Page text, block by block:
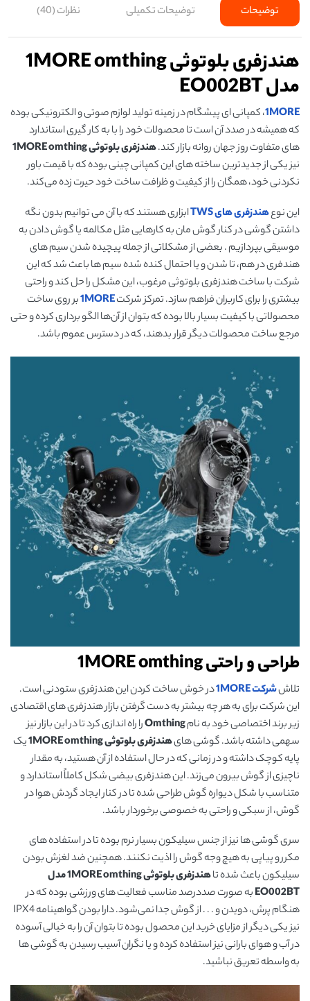
توضیحات توضیحات تکمیلی نظرات (40)
هندزفری بلوتوثی1MORE omthing
مدلEO002BT
1MORE، کمپانی ‌ای پیشگام در زمینه تولید لوازم صوتی و الکترونیکی بوده
که همیشه در صدد آن است تا محصولات خود را با به کار گیری استاندارد
های متفاوت روز جهان روانه بازار کند.هندزفری بلوتوثی1MORE omthing
نیز یکی از جدیدترین ساخته های این کمپانی چینی بوده که با قیمت باور
نکردنی خود، همگان را از کیفیت و ظرافت ساخت خود حیرت زده می‌کند.
این نوعهندزفری‌ هایTWSابزاری هستند که با آن می توانیم بدون نگه
داشتن گوشی در کنار گوش مان به کارهایی مثل مکالمه یا گوش دادن به
موسیقی بپردازیم . بعضی از مشکلاتی از جمله پیچیده شدن سیم های
هندفری در هم، تا شدن و یا احتمال کنده شده سیم ها باعث شد که این
شرکت با ساخت هندزفری بلوتوثی مرغوب، این مشکل را حل کند و راحتی
بیشتری را برای کاربران فراهم سازد. تمرکز شرکت1MOREبر روی ساخت
محصولاتی با کیفیت بسیار بالا بوده که بتوان از آن‌ها الگو برداری کرده و حتی
مرجع ساخت محصولات دیگر قرار بدهند، که در دسترس عموم باشد.
طراحی و راحتی1MORE omthing
تلاششرکت1MOREدر خوش ساخت کردن این هندزفری ستودنی است.
این شرکت برای به هر چه بیشتر به دست گرفتن بازار هندزفری های اقتصادی
زیر برند اختصاصی خود به نامOmthingرا راه اندازی کرد تا در این بازار نیز
سهمی داشته باشد. گوشی هایهندزفری بلوتوثی1MORE omthingیک
پایه کوچک داشته و در زمانی که در حال استفاده از آن هستید، به مقدار
ناچیزی از گوش بیرون می‌زند. این هندزفری بیضی شکل کاملاً استاندارد و
متناسب با شکل دیواره گوش طراحی شده تا در کنار ایجاد گردش هوا در
گوش، از سبکی و راحتی به خصوصی برخوردار باشد.
سری گوشی ها نیز از جنس سیلیکون بسیار نرم بوده تا در استفاده های
مکرر و پیاپی به هیچ وجه گوش را اذیت نکنند. همچنین ضد لغزش بودن
سیلیکون باعث شده تا
هندزفری بلوتوثی 1MORE omthing مدل
EO002BTبه صورت صددرصد مناسب فعالیت های ورزشی بوده که در
هنگام پرش، دویدن و . . . از گوش جدا نمی‌شود. دارا بودن گواهینامه IPX4
نیز یکی دیگر از مزایای خرید این محصول بوده تا بتوان آن را به خیالی آسوده
در آب و هوای بارانی نیز استفاده کرده و یا نگران آسیب رسیدن به گوشی ها
به واسطه تعریق نباشید.